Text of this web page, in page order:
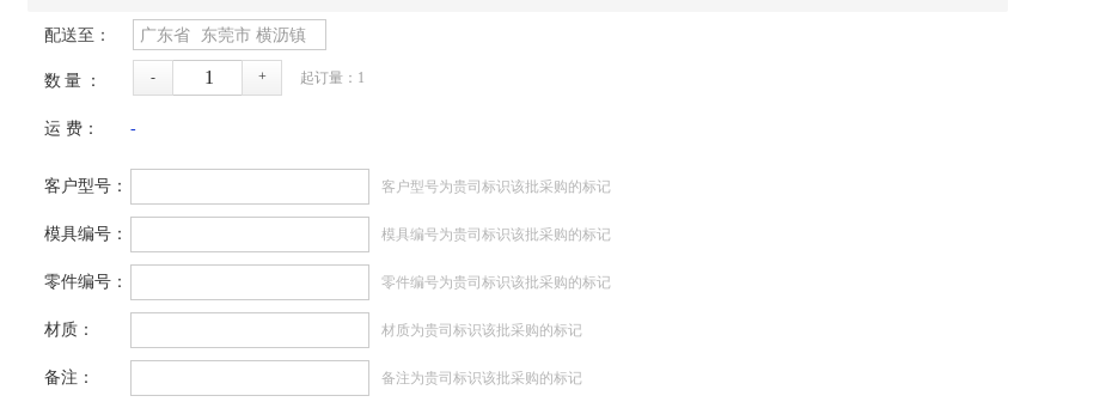
配送至： 广东省 东莞市 横沥镇
数量： - + 起订量： 1
运 费： -
客户型号： 客户型号为贵司标识该批采购的标记
模具编号： 模具编号为贵司标识该批采购的标记
零件编号： 零件编号为贵司标识该批采购的标记
材质： 材质为贵司标识该批采购的标记
备注： 备注为贵司标识该批采购的标记